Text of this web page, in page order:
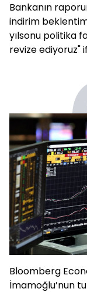
Bankanın
indirim
yılsonu politika
revize ediyoruz"
Bloomberg
İmamoğlu’nun